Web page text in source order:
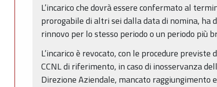
L’incarico che dovrà essere confermato al
prorogabile di altri sei dalla data di nomina, ha
rinnovo per lo stesso periodo o un periodo più
L’incarico è revocato, con le procedure
CCNL di riferimento, in caso di inosservanza
Direzione Aziendale, mancato raggiungimento